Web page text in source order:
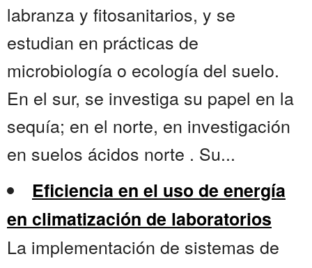
labranza y fitosanitarios, y se
estudian en prácticas de
microbiología o ecología del suelo.
En el sur, se investiga su papel en la
sequía; en el norte, en investigación
en suelos ácidos norte . Su...
Eficiencia en el uso de energía
en climatización de laboratorios
La implementación de sistemas de